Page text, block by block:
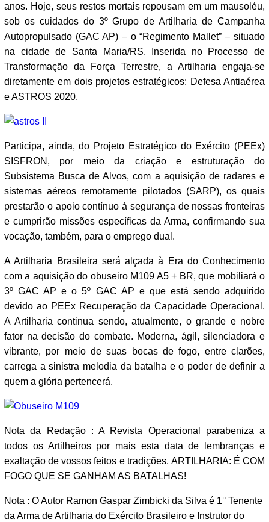
anos. Hoje, seus restos mortais repousam em um mausoléu,
sob os cuidados do 3º Grupo de Artilharia de Campanha
Autopropulsado (GAC AP) – o “Regimento Mallet” – situado
na cidade de Santa Maria/RS. Inserida no Processo de
Transformação da Força Terrestre, a Artilharia engaja-se
diretamente em dois projetos estratégicos: Defesa Antiaérea
e ASTROS 2020.
Participa, ainda, do Projeto Estratégico do Exército (PEEx)
SISFRON, por meio da criação e estruturação do
Subsistema Busca de Alvos, com a aquisição de radares e
sistemas aéreos remotamente pilotados (SARP), os quais
prestarão o apoio contínuo à segurança de nossas fronteiras
e cumprirão missões específicas da Arma, confirmando sua
vocação, também, para o emprego dual.
A Artilharia Brasileira será alçada à Era do Conhecimento
com a aquisição do obuseiro M109 A5 + BR, que mobiliará o
3º GAC AP e o 5º GAC AP e que está sendo adquirido
devido ao PEEx Recuperação da Capacidade Operacional.
A Artilharia continua sendo, atualmente, o grande e nobre
fator na decisão do combate. Moderna, ágil, silenciadora e
vibrante, por meio de suas bocas de fogo, entre clarões,
carrega a sinistra melodia da batalha e o poder de definir a
quem a glória pertencerá.
Nota da Redação : A Revista Operacional parabeniza a
todos os Artilheiros por mais esta data de lembranças e
exaltação de vossos feitos e tradições. ARTILHARIA: É COM
FOGO QUE SE GANHAM AS BATALHAS!
Nota : O Autor Ramon Gaspar Zimbicki da Silva é 1° Tenente
da Arma de Artilharia do Exército Brasileiro e Instrutor do